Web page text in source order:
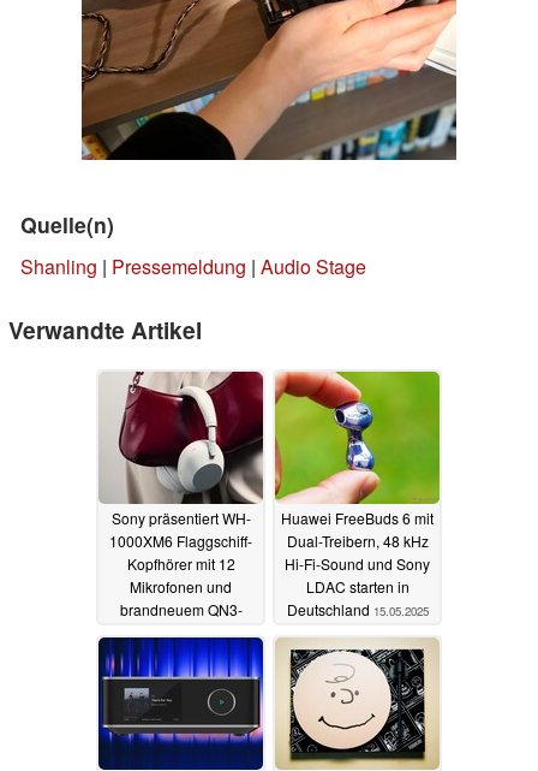
Quelle(n)
Shanling | Pressemeldung | Audio Stage
Verwandte Artikel
Sony präsentiert WH-
1000XM6 Flaggschiff-
Kopfhörer mit 12
Mikrofonen und
brandneuem QN3-
15.05.2025
Huawei FreeBuds 6 mit
Dual-Treibern, 48 kHz
Hi-Fi-Sound und Sony
LDAC starten in
Deutschland 15.05.2025